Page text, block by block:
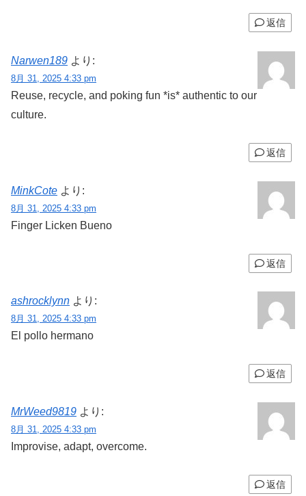
返信
Narwen189 より:
8月 31, 2025 4:33 pm
Reuse, recycle, and poking fun *is* authentic to our
culture.
返信
MinkCote より:
8月 31, 2025 4:33 pm
Finger Licken Bueno
返信
ashrocklynn より:
8月 31, 2025 4:33 pm
El pollo hermano
返信
MrWeed9819 より:
8月 31, 2025 4:33 pm
Improvise, adapt, overcome.
返信